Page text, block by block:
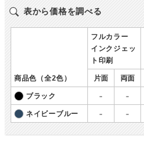
表から価格を調べる
フルカラー
インクジェッ
ト印刷
商品色（全2色） 片面 両面
ブラック - -
ネイビーブルー - -